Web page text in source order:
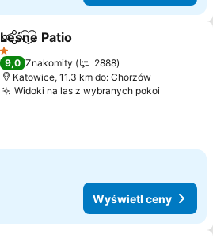
Udostępnij
Dodaj do ulubionych
Leśne Patio
1 Kategoria
9,0 Znakomity
2888
Katowice, 11.3 km do: Chorzów
Widoki na las z wybranych pokoi
Wyświetl ceny